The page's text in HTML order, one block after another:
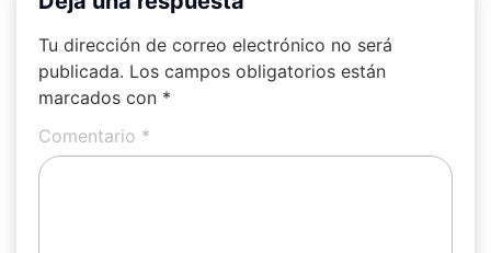
Tu dirección de correo electrónico no será
publicada. Los campos obligatorios están
marcados con *
Comentario *